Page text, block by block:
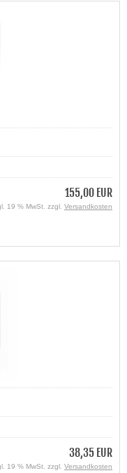
155,00 EUR
19 % MwSt. zzgl. Versandkosten
38,35 EUR
19 % MwSt. zzgl. Versandkosten